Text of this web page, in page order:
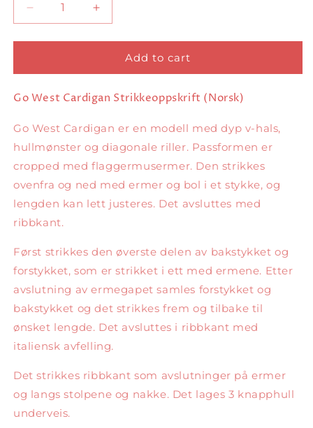
Decrease
quantity
for
West
Norsk
Increase
quantity
for
West
Norsk
Add to cart
Go West Cardigan Strikkeoppskrift (Norsk)
Go West Cardigan er en modell med dyp v-hals,
hullmønster og diagonale riller. Passformen er
cropped med flaggermusermer. Den strikkes
ovenfra og ned med ermer og bol i et stykke, og
lengden kan lett justeres. Det avsluttes med
ribbkant.
Først strikkes den øverste delen av bakstykket og
forstykket, som er strikket i ett med ermene. Etter
avslutning av ermegapet samles forstykket og
bakstykket og det strikkes frem og tilbake til
ønsket lengde. Det avsluttes i ribbkant med
italiensk avfelling.
Det strikkes ribbkant som avslutninger på ermer
og langs stolpene og nakke. Det lages 3 knapphull
underveis.